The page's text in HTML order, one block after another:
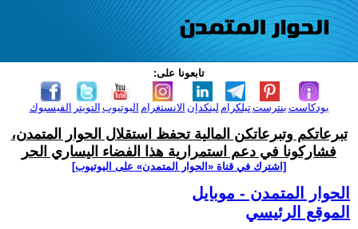
تابعونا على:
الفيسبوك التويتر اليوتيوب الانستغرام لينكدإن تيلكرامبنترست بودكاست
تبرعاتكم وتبرعاتكن المالية تحفظ استقلال الحوار المتمدن،
فشاركونا في دعم استمرارية هذا الفضاء اليساري الحر
[اشترك في قناة ‫«الحوار المتمدن» على اليوتيوب]
الحوار المتمدن - موبايل
الموقع الرئيسي